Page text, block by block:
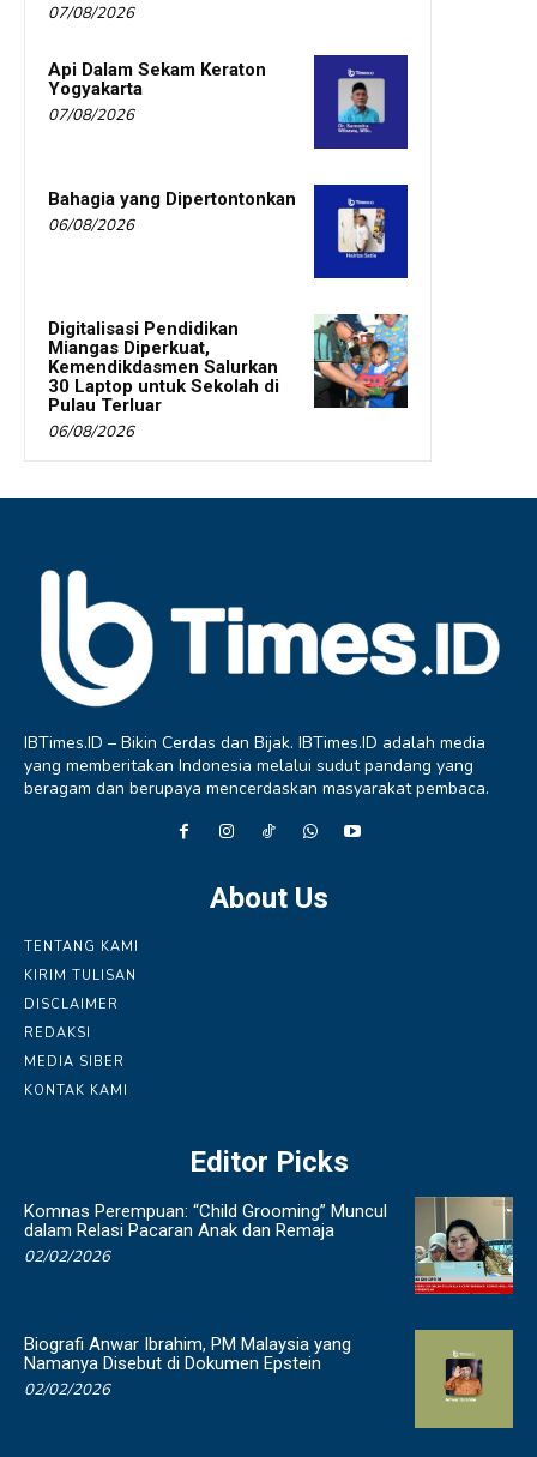
07/08/2026
Api Dalam Sekam Keraton
Yogyakarta
07/08/2026
Bahagia yang Dipertontonkan
06/08/2026
Digitalisasi Pendidikan
Miangas Diperkuat,
Kemendikdasmen Salurkan
30 Laptop untuk Sekolah di
Pulau Terluar
06/08/2026
IBTimes.ID – Bikin Cerdas dan Bijak. IBTimes.ID adalah media
yang memberitakan Indonesia melalui sudut pandang yang
beragam dan berupaya mencerdaskan masyarakat pembaca.
About Us
TENTANG KAMI
KIRIM TULISAN
DISCLAIMER
REDAKSI
MEDIA SIBER
KONTAK KAMI
Editor Picks
Komnas Perempuan: “Child Grooming” Muncul
dalam Relasi Pacaran Anak dan Remaja
02/02/2026
Biografi Anwar Ibrahim, PM Malaysia yang
Namanya Disebut di Dokumen Epstein
02/02/2026